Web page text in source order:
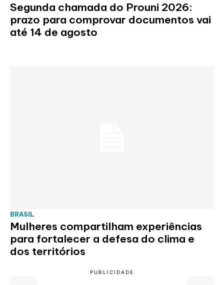
Segunda chamada do Prouni 2026:
prazo para comprovar documentos vai
até 14 de agosto
BRASIL
Mulheres compartilham experiências
para fortalecer a defesa do clima e
dos territórios